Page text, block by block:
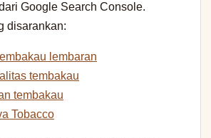
Google Search Console.
disarankan:
lembaran
tembakau
tembakau
Tobacco